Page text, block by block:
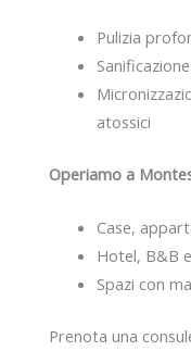
Pulizia
atossici
Operiamo a
Case,
Hotel, B&B
Spazi con
Prenota una